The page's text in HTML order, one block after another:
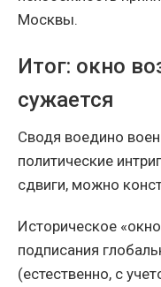
Москвы.
Итог: окно
сужается
Сводя воедино
политические
сдвиги, можно
Историческое
подписания
(естественно, с